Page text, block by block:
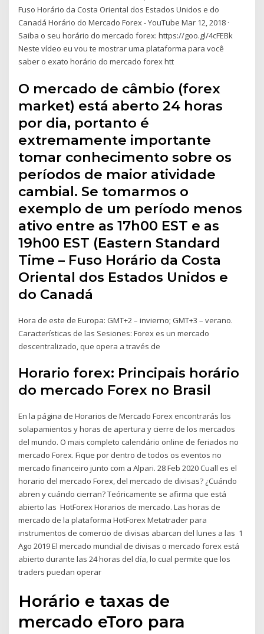
Fuso Horário da Costa Oriental dos Estados Unidos e do
Canadá Horário do Mercado Forex - YouTube Mar 12, 2018 ·
Saiba o seu horário do mercado forex: https://goo.gl/4cFEBk
Neste vídeo eu vou te mostrar uma plataforma para você
saber o exato horário do mercado forex htt
O mercado de câmbio (forex
market) está aberto 24 horas
por dia, portanto é
extremamente importante
tomar conhecimento sobre os
períodos de maior atividade
cambial. Se tomarmos o
exemplo de um período menos
ativo entre as 17h00 EST e as
19h00 EST (Eastern Standard
Time – Fuso Horário da Costa
Oriental dos Estados Unidos e
do Canadá
Hora de este de Europa: GMT+2 – invierno; GMT+3 – verano.
Características de las Sesiones: Forex es un mercado
descentralizado, que opera a través de
Horario forex: Principais horário
do mercado Forex no Brasil
En la página de Horarios de Mercado Forex encontrarás los
solapamientos y horas de apertura y cierre de los mercados
del mundo. O mais completo calendário online de feriados no
mercado Forex. Fique por dentro de todos os eventos no
mercado financeiro junto com a Alpari. 28 Feb 2020 Cuall es el
horario del mercado Forex, del mercado de divisas? ¿Cuándo
abren y cuándo cierran? Teóricamente se afirma que está
abierto las HotForex Horarios de mercado. Las horas de
mercado de la plataforma HotForex Metatrader para
instrumentos de comercio de divisas abarcan del lunes a las 1
Ago 2019 El mercado mundial de divisas o mercado forex está
abierto durante las 24 horas del día, lo cual permite que los
traders puedan operar
Horário e taxas de
mercado eToro para